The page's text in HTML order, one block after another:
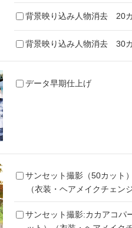
背景映り込み人物消去 20
背景映り込み人物消去 30
データ早期仕上げ
サンセット撮影（50カット）
（衣装・ヘアメイクチェン
サンセット撮影:カカアコパ